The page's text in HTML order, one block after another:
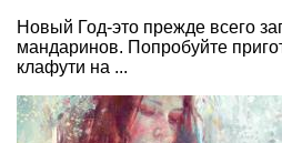
Новый Год-это прежде всего
мандаринов. Попробуйте
клафути на ...